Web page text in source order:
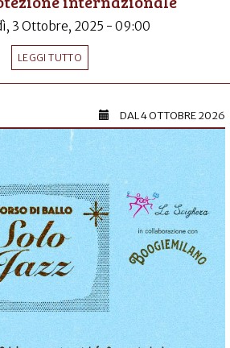
3 Ottobre, 2025 - 09:00
LEGGI TUTTO
DAL4 OTTOBRE 2026